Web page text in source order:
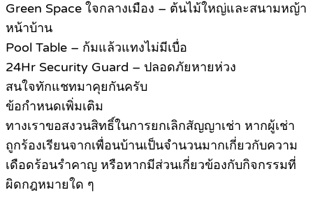
Green Space ใจกลางเมือง – ต้นไม้ใหญ่และสนามหญ้า
หน้าบ้าน
Pool Table – ก้มแล้วแทงไม่มีเบื่อ
24Hr Security Guard – ปลอดภัยหายห่วง
สนใจทักแชทมาคุยกันครับ
ข้อกำหนดเพิ่มเติม
ทางเราขอสงวนสิทธิ์ในการยกเลิกสัญญาเช่า หากผู้เช่า
ถูกร้องเรียนจากเพื่อนบ้านเป็นจำนวนมากเกี่ยวกับความ
เดือดร้อนรำคาญ หรือหากมีส่วนเกี่ยวข้องกับกิจกรรมที่
ผิดกฎหมายใด ๆ